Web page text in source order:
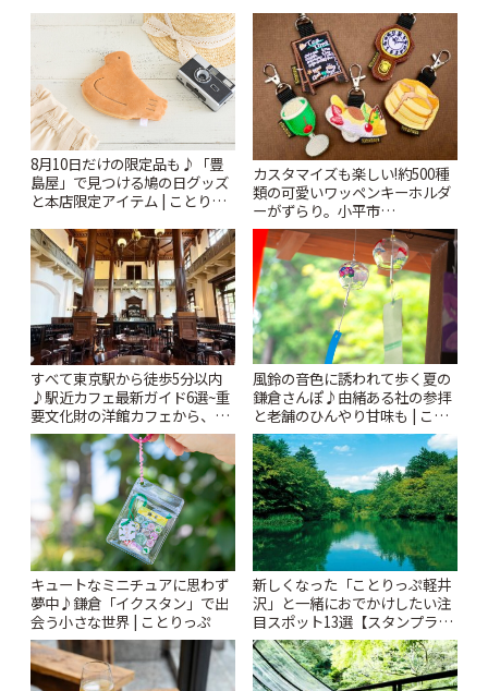
8月10日だけの限定品も♪「豊
島屋」で見つける鳩の日グッズ
と本店限定アイテム | ことりっ
カスタマイズも楽しい!約500種
類の可愛いワッペンキーホルダ
ーがずらり。小平市
「Kimamaya T&K」 | ことりっ
ぷ
すべて東京駅から徒歩5分以内
♪駅近カフェ最新ガイド6選~重
要文化財の洋館カフェから、改
札すぐのレトロ喫茶まで~ | こと
りっぷ
風鈴の音色に誘われて歩く夏の
鎌倉さんぽ♪由緒ある社の参拝
と老舗のひんやり甘味も | こと
りっぷ
キュートなミニチュアに思わず
夢中♪鎌倉「イクスタン」で出
会う小さな世界 | ことりっぷ
新しくなった「ことりっぷ軽井
沢」と一緒におでかけしたい注
目スポット13選【スタンプラリ
ー開催中】 | ことりっぷ